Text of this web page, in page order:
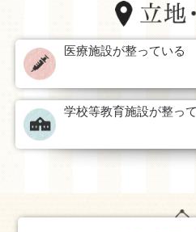
医療施設が整っている
学校等教育施設が整っ